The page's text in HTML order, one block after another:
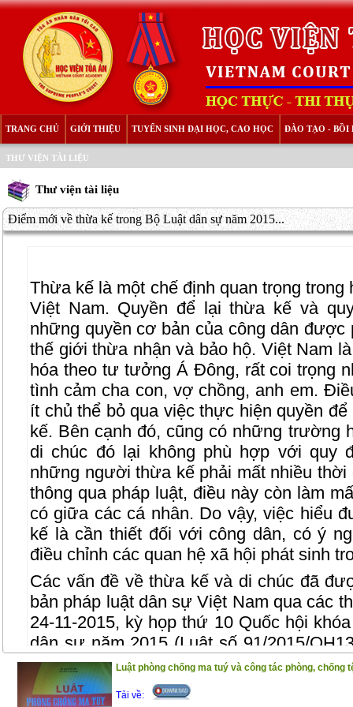
TRANG CHỦ GIỚI THIỆU TUYỂN SINH ĐẠI HỌC, CAO HỌC ĐÀO TẠO - BỒI
THƯ VIỆN TÀI LIỆU
Thư viện tài liệu
Điểm mới về thừa kế trong Bộ Luật dân sự năm 2015...
Thừa kế là một chế định quan trọng
Việt Nam. Quyền để lại thừa kế và
những quyền cơ bản của công dân
thế giới thừa nhận và bảo hộ. Việt Nam
hóa theo tư tưởng Á Đông, rất coi trọng
tình cảm cha con, vợ chồng, anh em.
ít chủ thể bỏ qua việc thực hiện quyền
kế. Bên cạnh đó, cũng có những trường
di chúc đó lại không phù hợp với quy
những người thừa kế phải mất nhiều thời
thông qua pháp luật, điều này còn làm
có giữa các cá nhân. Do vậy, việc hiểu
kế là cần thiết đối với công dân, có ý
điều chỉnh các quan hệ xã hội phát sinh
Các vấn đề về thừa kế và di chúc đã
bản pháp luật dân sự Việt Nam qua các
24-11-2015, kỳ họp thứ 10 Quốc hội
dân sự năm 2015 (Luật số 91/2015/
01-2017). Đây là bộ luật lớn nhất trong
hành của Việt Nam, với 6 phần, 27
Luật phòng chống ma tuý và công tác phòng, chống
Tải về: